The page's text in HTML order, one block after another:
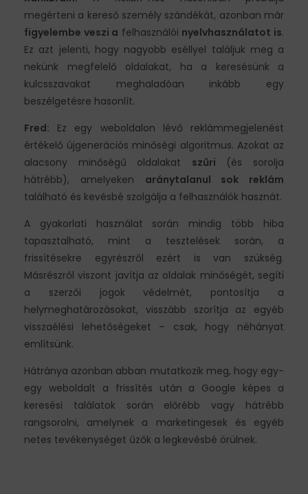
megérteni a kereső személy szándékát, azonban már
figyelembe veszi a felhasználói nyelvhasználatot is.
Ez azt jelenti, hogy nagyobb eséllyel találjuk meg a
nekünk megfelelő oldalakat, ha a keresésünk a
kulcsszavakat meghaladóan inkább egy
beszélgetésre hasonlít.
Fred: Ez egy weboldalon lévő reklámmegjelenést
értékelő újgenerációs minőségi algoritmus. Azokat az
alacsony minőségű oldalakat szűri (és sorolja
hátrébb), amelyeken aránytalanul sok reklám
található és kevésbé szolgálja a felhasználók hasznát.
A gyakorlati használat során mindig több hiba
tapasztalható, mint a tesztelések során, a
frissítésekre egyrészről ezért is van szükség.
Másrészről viszont javítja az oldalak minőségét, segíti
a szerzői jogok védelmét, pontosítja a
helymeghatározásokat, visszább szorítja az egyéb
visszaélési lehetőségeket – csak, hogy néhányat
említsünk.
Hátránya azonban abban mutatkozik meg, hogy egy-
egy weboldalt a frissítés után a Google képes a
keresési találatok során előrébb vagy hátrébb
rangsorolni, amelynek a marketingesek és egyéb
netes tevékenységet űzők a legkevésbé örülnek.